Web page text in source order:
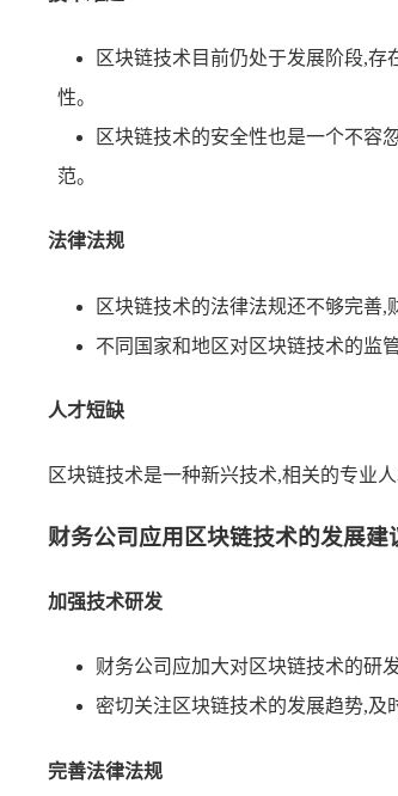
区块链技术目前仍处于发展阶段,
性。
区块链技术的安全性也是一个不容
范。
法律法规
区块链技术的法律法规还不够完善,
不同国家和地区对区块链技术的监
人才短缺
区块链技术是一种新兴技术,相关的专业
财务公司应用区块链技术的发展建
加强技术研发
财务公司应加大对区块链技术的研
密切关注区块链技术的发展趋势,及
完善法律法规